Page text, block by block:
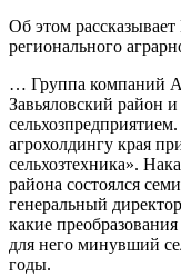
Об этом
регионального
… Группа компаний
Завьяловский район
агрохолдингу края
сельхозтехника».
района состоялся
генеральный
какие
для него минувший
годы.